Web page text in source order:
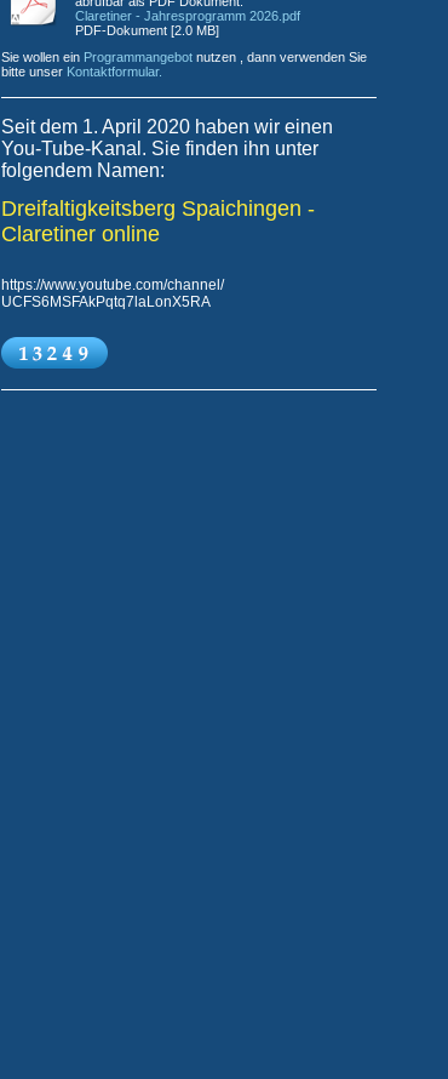
Claretiner - Jahresprogramm 2026.pdf
PDF-Dokument [2.0 MB]
Sie wollen ein Programmangebot nutzen , dann verwenden Sie
bitte unser Kontaktformular.
Seit dem 1. April 2020 haben wir einen
You-Tube-Kanal. Sie finden ihn unter
folgendem Namen:
Dreifaltigkeitsberg Spaichingen -
Claretiner online
https://www.youtube.com/channel/
UCFS6MSFAkPqtq7laLonX5RA